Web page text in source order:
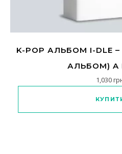
K-POP АЛЬБОМ I-DLE –
АЛЬБОМ) A
1,030